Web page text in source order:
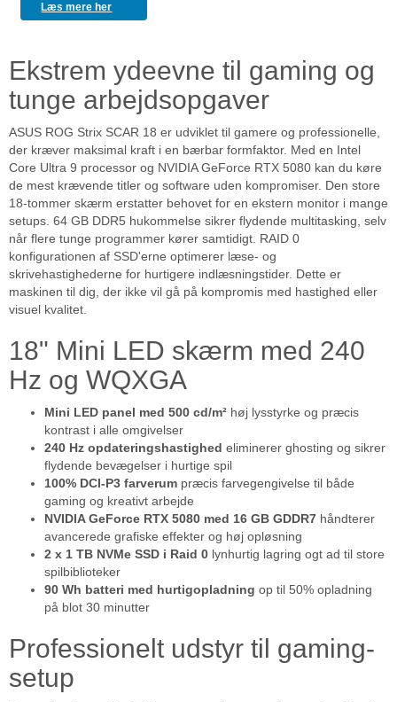
Læs mere her
Ekstrem ydeevne til gaming og
tunge arbejdsopgaver
ASUS ROG Strix SCAR 18 er udviklet til gamere og professionelle,
der kræver maksimal kraft i en bærbar formfaktor. Med en Intel
Core Ultra 9 processor og NVIDIA GeForce RTX 5080 kan du køre
de mest krævende titler og software uden kompromiser. Den store
18-tommer skærm erstatter behovet for en ekstern monitor i mange
setups. 64 GB DDR5 hukommelse sikrer flydende multitasking, selv
når flere tunge programmer kører samtidigt. RAID 0
konfigurationen af SSD'erne optimerer læse- og
skrivehastighederne for hurtigere indlæsningstider. Dette er
maskinen til dig, der ikke vil gå på kompromis med hastighed eller
visuel kvalitet.
18" Mini LED skærm med 240
Hz og WQXGA
Mini LED panel med 500 cd/m² høj lysstyrke og præcis
kontrast i alle omgivelser
240 Hz opdateringshastighed eliminerer ghosting og sikrer
flydende bevægelser i hurtige spil
100% DCI-P3 farverum præcis farvegengivelse til både
gaming og kreativt arbejde
NVIDIA GeForce RTX 5080 med 16 GB GDDR7 håndterer
avancerede grafiske effekter og høj opløsning
2 x 1 TB NVMe SSD i Raid 0 lynhurtig lagring ogt ad til store
spilbiblioteker
90 Wh batteri med hurtigopladning op til 50% opladning
på blot 30 minutter
Professionelt udstyr til gaming-
setup